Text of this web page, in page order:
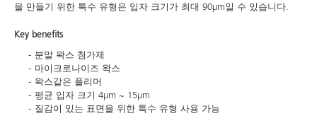
을 만들기 위한 특수 유형은 입자 크기가 최대 90μm일 수 있습니다.
Key benefits
분말 왁스 첨가제
마이크로나이즈 왁스
왁스같은 폴리머
평균 입자 크기 4μm ~ 15μm
질감이 있는 표면을 위한 특수 유형 사용 가능